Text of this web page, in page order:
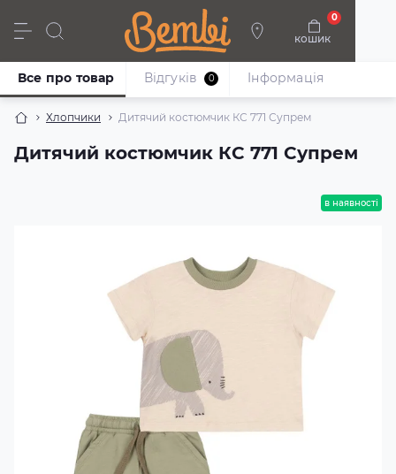
кошик
0
Дівчата Хлопці Немовлята Взуття
Хлопчики Дитячий костюмчик КС 771 Супрем
Дитячий костюмчик КС 771 Супрем
Все про товар Відгуків 0 Iнформація
в наявності